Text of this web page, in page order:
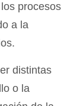
procesos
a la
distintas
o la